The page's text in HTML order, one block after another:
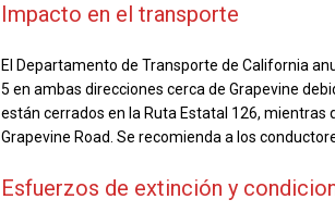
Impacto en el transporte
El Departamento de Transporte de California
5 en ambas direcciones cerca de Grapevine
están cerrados en la Ruta Estatal 126, mientras
Grapevine Road. Se recomienda a los
Esfuerzos de extinción y